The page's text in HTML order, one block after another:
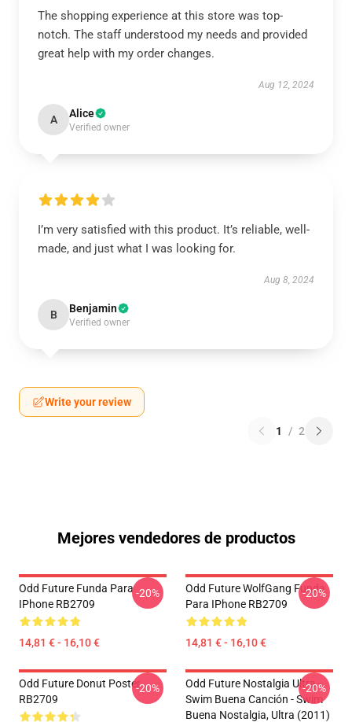
The shopping experience at this store was top-
notch. The staff understood my needs and provided
great help with my order changes.
Aug 12, 2024
A Alice
Verified owner
I’m very satisfied with this product. It’s reliable, well-
made, and just what I was looking for.
Aug 8, 2024
B Benjamin
Verified owner
Write your review
1 / 2
Mejores vendedores de productos
Odd Future Funda Para
IPhone RB2709
14,81 € - 16,10 €
-20%
Odd Future WolfGang Funda
Para IPhone RB2709
14,81 € - 16,10 €
-20%
Odd Future Donut Poster
RB2709
-20%
Odd Future Nostalgia Ultra -
Swim Buena Canción - Swim
Buena Nostalgia, Ultra (2011)
-20%